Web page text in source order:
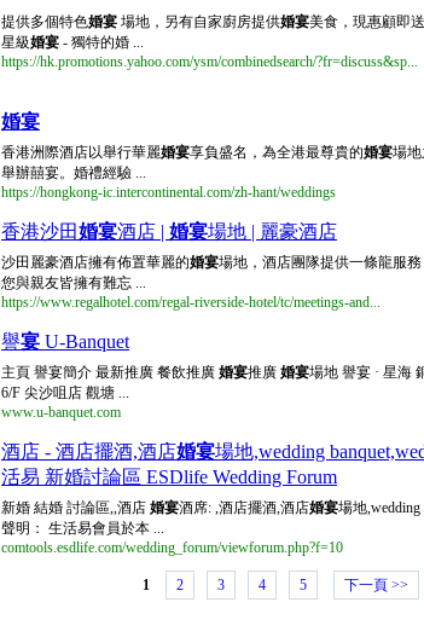
提供多個特色婚宴 場地，另有自家廚房提供婚宴美食，現惠顧即
星級婚宴 - 獨特的婚 ...
https://hk.promotions.yahoo.com/ysm/combinedsearch/?fr=discuss&sp...
婚宴
香港洲際酒店以舉行華麗婚宴享負盛名，為全港最尊貴的婚宴場
舉辦囍宴。婚禮經驗 ...
https://hongkong-ic.intercontinental.com/zh-hant/weddings
香港沙田婚宴酒店 | 婚宴場地 | 麗豪酒店
沙田麗豪酒店擁有佈置華麗的婚宴場地，酒店團隊提供一條龍服
您與親友皆擁有難忘 ...
https://www.regalhotel.com/regal-riverside-hotel/tc/meetings-and...
譽宴 U-Banquet
主頁 譽宴簡介 最新推廣 餐飲推廣 婚宴推廣 婚宴場地 譽宴 · 星海
6/F 尖沙咀店 觀塘 ...
www.u-banquet.com
酒店 - 酒店擺酒,酒店婚宴場地,wedding
活易 新婚討論區 ESDlife Wedding Forum
新婚 結婚 討論區,,酒店 婚宴酒席: ,酒店擺酒,酒店婚宴場地,wedding
聲明： 生活易會員於本 ...
comtools.esdlife.com/wedding_forum/viewforum.php?f=10
1 2 3 4 5 下一頁 >>